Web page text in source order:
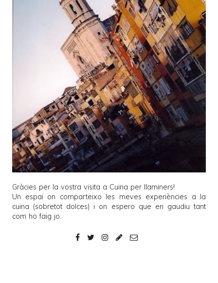
Gràcies per la vostra visita a Cuina per llaminers!
Un espai on comparteixo les meves experiències a la
cuina (sobretot dolces) i on espero que en gaudiu tant
com ho faig jo.